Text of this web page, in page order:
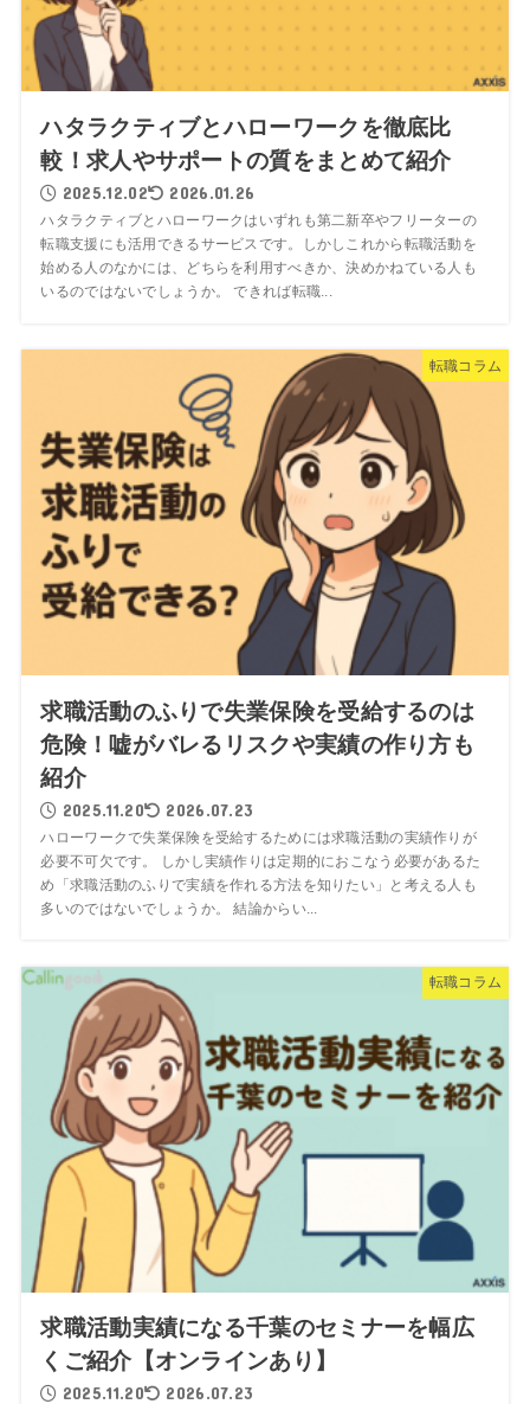
ハタラクティブとハローワークを徹底比
較！求人やサポートの質をまとめて紹介
2025.12.02 2026.01.26
ハタラクティブとハローワークはいずれも第二新卒やフリーターの
転職支援にも活用できるサービスです。しかしこれから転職活動を
始める人のなかには、どちらを利用すべきか、決めかねている人も
いるのではないでしょうか。 できれば転職...
転職コラム
求職活動のふりで失業保険を受給するのは
危険！嘘がバレるリスクや実績の作り方も
紹介
2025.11.20 2026.07.23
ハローワークで失業保険を受給するためには求職活動の実績作りが
必要不可欠です。 しかし実績作りは定期的におこなう必要があるた
め「求職活動のふりで実績を作れる方法を知りたい」と考える人も
多いのではないでしょうか。 結論からい...
転職コラム
求職活動実績になる千葉のセミナーを幅広
くご紹介【オンラインあり】
2025.11.20 2026.07.23